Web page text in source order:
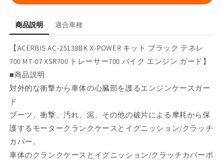
ク
テ
ネ
レ
700
MT-
07
ト
レ
ー
サ
ク
テ
ネ
レ
MT-
07
ト
レ
商品説明 適合車種
【ACERBIS AC-25138BK X-POWER キット ブラック テネレ
700 MT-07 XSR700 トレーサー700 バイク エンジン ガード】
■商品説明
対外的な衝撃から車体の心臓部を護るエンジンケースガー
ド
ブーツ、衝撃、汚れ、泥、その他の破片による摩耗から保
護するモータークランクケースとイグニッション/クラッチ
カバー。
車体のクランクケースとイグニッション/クラッチカバーボ